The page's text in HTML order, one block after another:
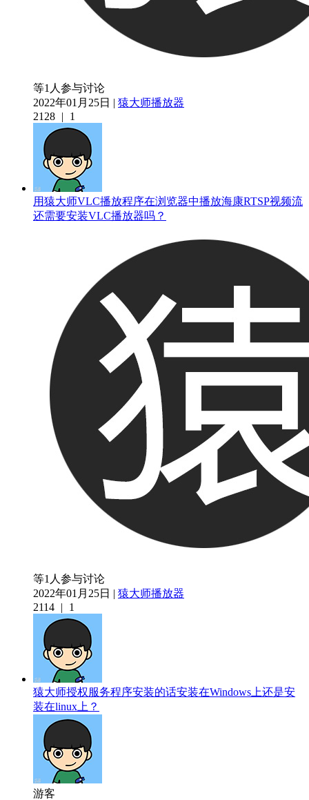
等1人参与讨论
2022年01月25日 | 猿大师播放器
2128 | 1
用猿大师VLC播放程序在浏览器中播放海康RTSP视频流
还需要安装VLC播放器吗？
等1人参与讨论
2022年01月25日 | 猿大师播放器
2114 | 1
猿大师授权服务程序安装的话安装在Windows上还是安
装在linux上？
游客